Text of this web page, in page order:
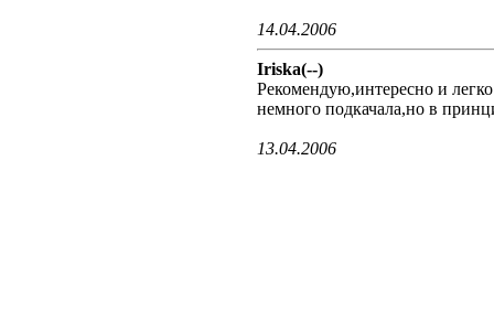
14.04.2006
Iriska(--)
Рекомендую,интересно и
немного подкачала,но в
13.04.2006